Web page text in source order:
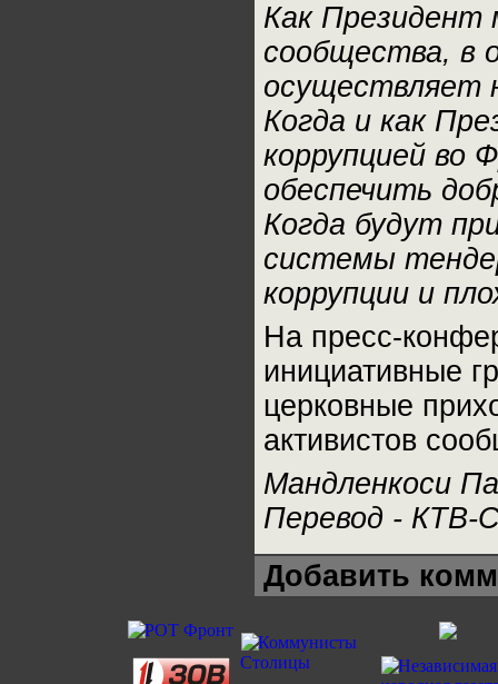
Как Президент
сообщества, в
осуществляет
Когда и как
коррупцией во
обеспечить
Когда будут
системы
коррупции и
На пресс-
инициативные
церковные
активистов
Мандленкоси
Перевод - КТВ-
Добавить